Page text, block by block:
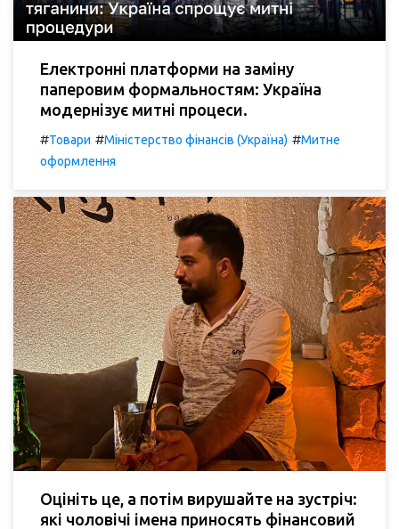
Електронні платформи на заміну
паперовим формальностям: Україна
модернізує митні процеси.
#Товари #Міністерство фінансів (Україна) #Митне
оформлення
Оцініть це, а потім вирушайте на зустріч:
які чоловічі імена приносять фінансовий